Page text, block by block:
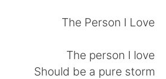
The Person I Love
The person I love
Should be a pure storm